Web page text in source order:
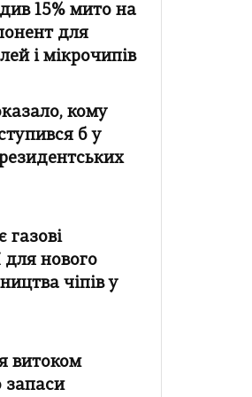
15% мито на
для
і мікрочипів
кому
б у
газові
для нового
чіпів у
витоком
запаси